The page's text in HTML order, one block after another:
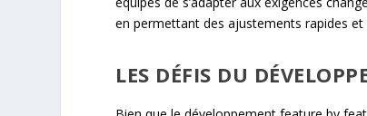
en permettant des ajustements rapides
LES DÉFIS DU